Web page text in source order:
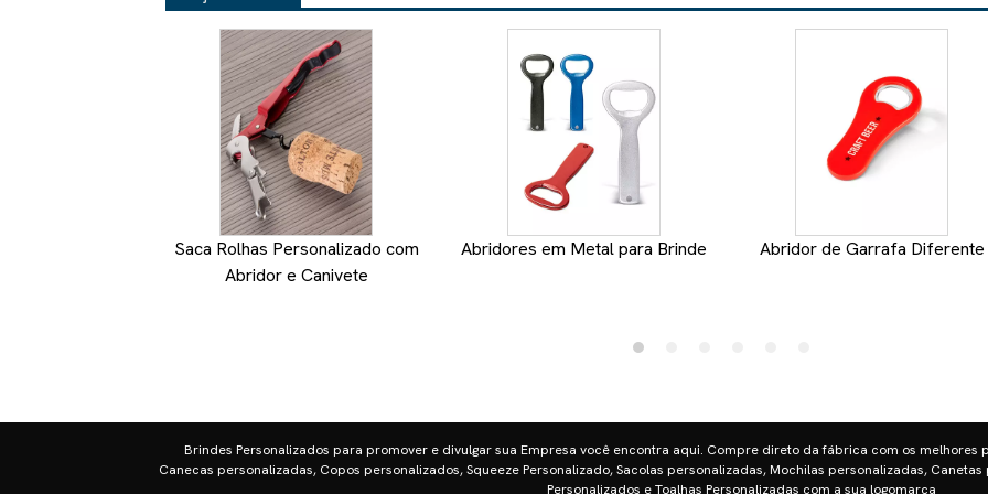
Saca Rolhas Personalizado com
Abridor e Canivete
Abridores em Metal para Brinde Abridor de Garrafa Diferente
Brindes Personalizados para promover e divulgar sua Empresa você encontra aqui. Compre direto da fábrica com os
Canecas personalizadas, Copos personalizados, Squeeze Personalizado, Sacolas personalizadas, Mochilas personalizadas,
Personalizados e Toalhas Personalizadas com a sua logomarca